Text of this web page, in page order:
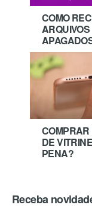
COMO
ARQUIVOS
COMPRAR
DE
PENA?
Receba